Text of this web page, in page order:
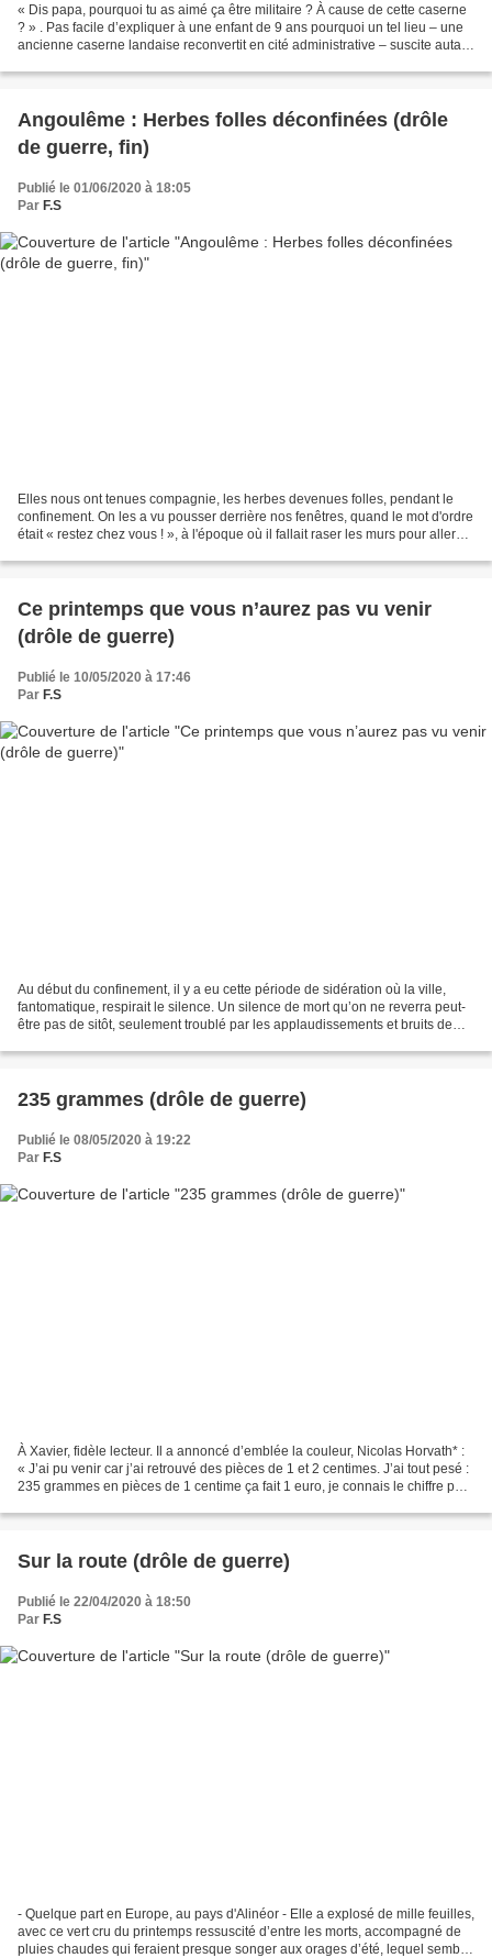
« Dis papa, pourquoi tu as aimé ça être militaire ? À cause de cette caserne
? » . Pas facile d’expliquer à une enfant de 9 ans pourquoi un tel lieu – une
ancienne caserne landaise reconvertit en cité administrative – suscite autant
Angoulême : Herbes folles déconfinées (drôle
de guerre, fin)
Publié le 01/06/2020 à 18:05
Par F.S
Elles nous ont tenues compagnie, les herbes devenues folles, pendant le
confinement. On les a vu pousser derrière nos fenêtres, quand le mot d'ordre
était « restez chez vous ! », à l'époque où il fallait raser les murs pour aller
Ce printemps que vous n’aurez pas vu venir
(drôle de guerre)
Publié le 10/05/2020 à 17:46
Par F.S
Au début du confinement, il y a eu cette période de sidération où la ville,
fantomatique, respirait le silence. Un silence de mort qu’on ne reverra peut-
être pas de sitôt, seulement troublé par les applaudissements et bruits de
235 grammes (drôle de guerre)
Publié le 08/05/2020 à 19:22
Par F.S
À Xavier, fidèle lecteur. Il a annoncé d’emblée la couleur, Nicolas Horvath* :
« J’ai pu venir car j’ai retrouvé des pièces de 1 et 2 centimes. J’ai tout pesé :
235 grammes en pièces de 1 centime ça fait 1 euro, je connais le chiffre par
Sur la route (drôle de guerre)
Publié le 22/04/2020 à 18:50
Par F.S
- Quelque part en Europe, au pays d'Alinéor - Elle a explosé de mille feuilles,
avec ce vert cru du printemps ressuscité d’entre les morts, accompagné de
pluies chaudes qui feraient presque songer aux orages d’été, lequel semble